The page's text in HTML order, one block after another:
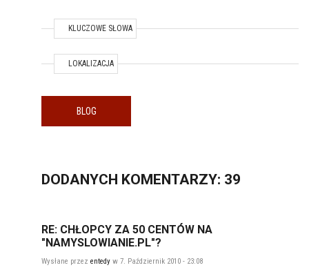
TEMAT / LOKALIZACJA
KLUCZOWE SŁOWA
LOKALIZACJA
BLOG
DODANYCH KOMENTARZY: 39
RE: CHŁOPCY ZA 50 CENTÓW NA
"NAMYSLOWIANIE.PL"?
Wysłane przez entedy w 7. Październik 2010 - 23:08